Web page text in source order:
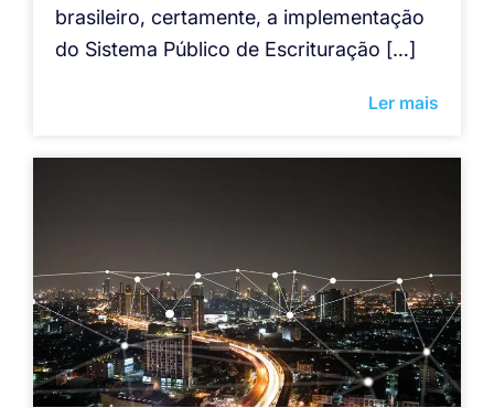
brasileiro, certamente, a implementação
do Sistema Público de Escrituração […]
Ler mais